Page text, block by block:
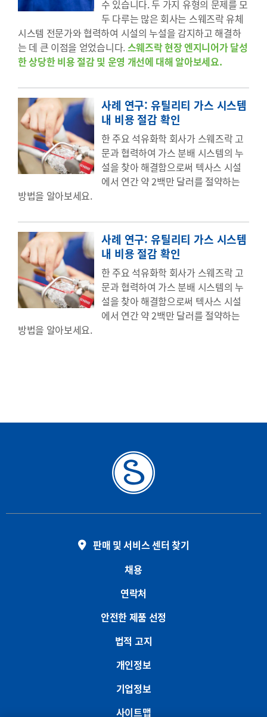
수 있습니다. 두 가지 유형의 문제를 모
두 다루는 많은 회사는 스웨즈락 유체
시스템 전문가와 협력하여 시설의 누설을 감지하고 해결하
는 데 큰 이점을 얻었습니다. 스웨즈락 현장 엔지니어가 달성
한 상당한 비용 절감 및 운영 개선에 대해 알아보세요.
사례 연구: 유틸리티 가스 시스템
내 비용 절감 확인
한 주요 석유화학 회사가 스웨즈락 고
문과 협력하여 가스 분배 시스템의 누
설을 찾아 해결함으로써 텍사스 시설
에서 연간 약 2백만 달러를 절약하는
방법을 알아보세요.
사례 연구: 유틸리티 가스 시스템
내 비용 절감 확인
한 주요 석유화학 회사가 스웨즈락 고
문과 협력하여 가스 분배 시스템의 누
설을 찾아 해결함으로써 텍사스 시설
에서 연간 약 2백만 달러를 절약하는
방법을 알아보세요.
판매 및 서비스 센터 찾기
채용
연락처
안전한 제품 선정
법적 고지
개인정보
기업정보
사이트맵